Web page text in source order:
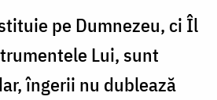
pe Dumnezeu, ci Îl
Lui, sunt
îngerii nu dublează